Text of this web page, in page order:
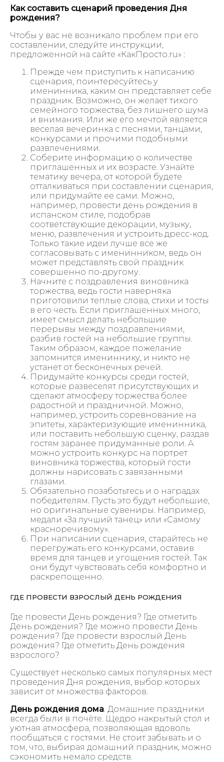
Как составить сценарий проведения Дня
рождения?
Чтобы у вас не возникало проблем при его
составлении, следуйте инструкции,
предложенной на сайте «КакПросто.ru» :
Прежде чем приступить к написанию
сценария, поинтересуйтесь у
именинника, каким он представляет себе
праздник. Возможно, он желает тихого
семейного торжества, без лишнего шума
и внимания. Или же его мечтой является
веселая вечеринка с песнями, танцами,
конкурсами и прочими подобными
развлечениями.
Соберите информацию о количестве
приглашенных и их возрасте. Узнайте
тематику вечера, от которой будете
отталкиваться при составлении сценария,
или придумайте ее сами. Можно,
например, провести день рождения в
испанском стиле, подобрав
соответствующие декорации, музыку,
меню, развлечения и устроить дресс-код.
Только такие идеи лучше все же
согласовывать с именинником, ведь он
может представлять свой праздник
совершенно по-другому.
Начните с поздравления виновника
торжества, ведь гости наверняка
приготовили теплые слова, стихи и тосты
в его честь. Если приглашенных много,
имеет смысл делать небольшие
перерывы между поздравлениями,
разбив гостей на небольшие группы.
Таким образом, каждое пожелание
запомнится имениннику, и никто не
устанет от бесконечных речей.
Придумайте конкурсы среди гостей,
которые развеселят присутствующих и
сделают атмосферу торжества более
радостной и праздничной. Можно,
например, устроить соревнование на
эпитеты, характеризующие именинника,
или поставить небольшую сценку, раздав
гостям заранее придуманные роли. А
можно устроить конкурс на портрет
виновника торжества, который гости
должны нарисовать с завязанными
глазами.
Обязательно позаботьтесь и о наградах
победителям. Пусть это будут небольшие,
но оригинальные сувениры. Например,
медали «За лучший танец» или «Самому
красноречивому».
При написании сценария, старайтесь не
перегружать его конкурсами, оставив
время для танцев и угощения гостей. Так
они будут чувствовать себя комфортно и
раскрепощенно.
ГДЕ ПРОВЕСТИ ВЗРОСЛЫЙ ДЕНЬ РОЖДЕНИЯ
Где провести День рождения? Где отметить
День рождения? Где можно провести День
рождения? Где провести взрослый День
рождения? Где отметить День рождения
взрослого?
Существует несколько самых популярных мест
проведения Дня рождения, выбор которых
зависит от множества факторов.
День рождения дома . Домашние праздники
всегда были в почёте. Щедро накрытый стол и
уютная атмосфера, позволяющая вдоволь
пообщаться с гостями. Не стоит забывать и о
том, что, выбирая домашний праздник, можно
сэкономить немало средств.